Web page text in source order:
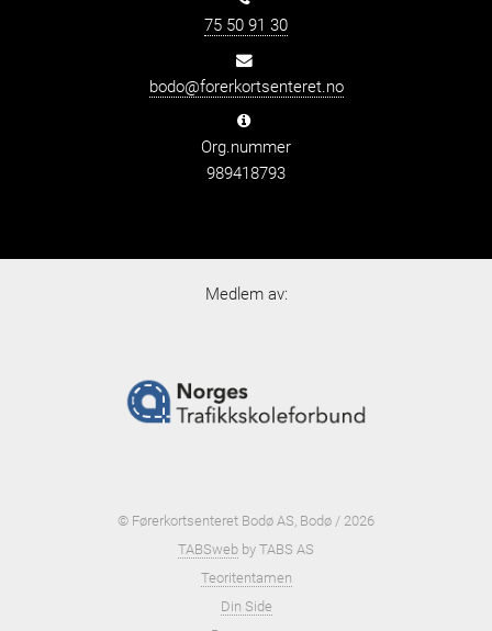
75 50 91 30
bodo@forerkortsenteret.no
Org.nummer
989418793
Medlem av:
© Førerkortsenteret Bodø AS, Bodø / 2026
TABSweb by TABS AS
Teoritentamen
Din Side